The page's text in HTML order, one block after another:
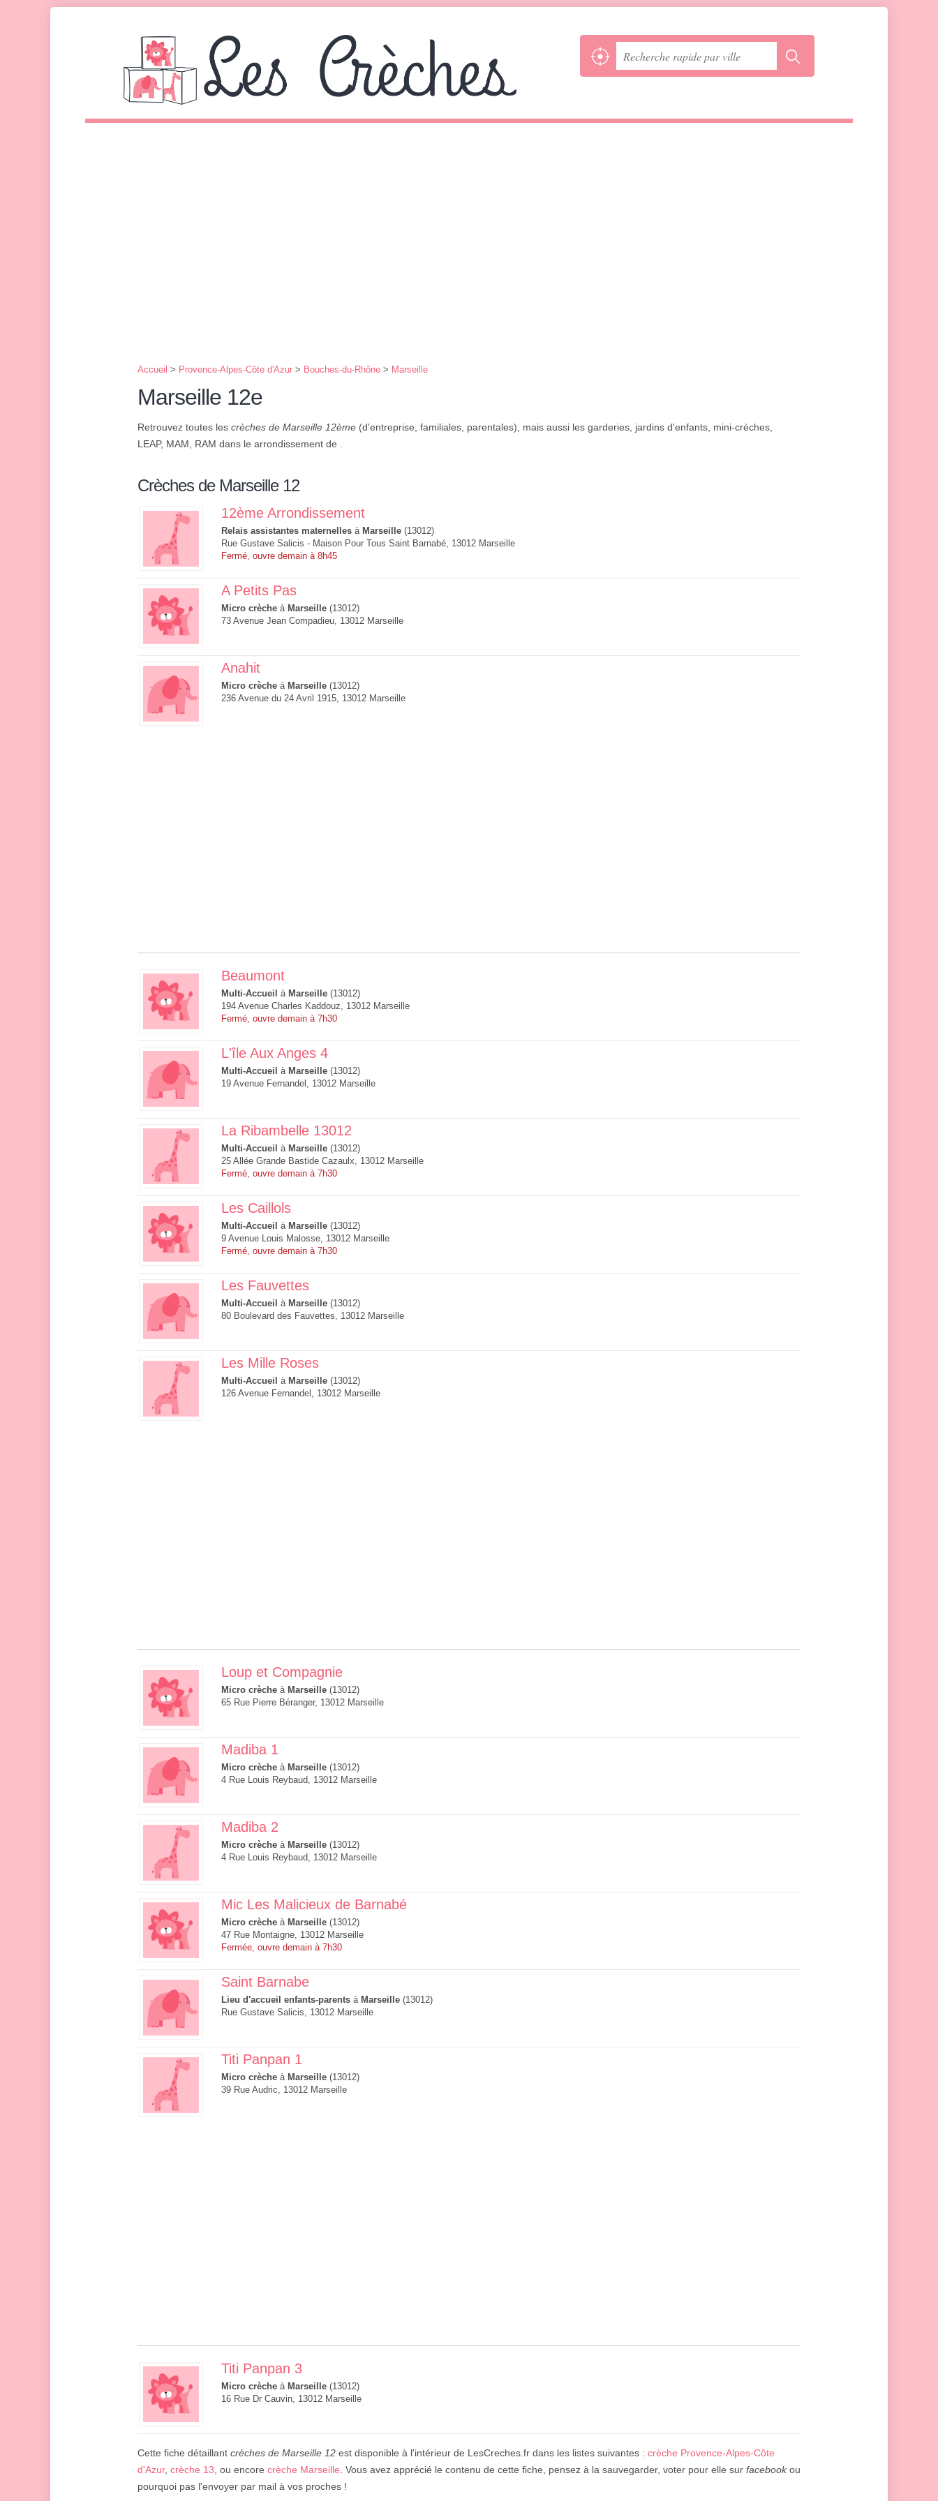
Accueil > Provence-Alpes-Côte d'Azur > Bouches-du-Rhône > Marseille
Marseille 12e
Retrouvez toutes les crèches de Marseille 12ème (d'entreprise, familiales, parentales), mais aussi les garderies, jardins d'enfants, mini-crèches,
LEAP, MAM, RAM dans le arrondissement de .
Crèches de Marseille 12
12ème Arrondissement
Relais assistantes maternelles à Marseille (13012)
Rue Gustave Salicis - Maison Pour Tous Saint Barnabé, 13012 Marseille
Fermé, ouvre demain à 8h45
A Petits Pas
Micro crèche à Marseille (13012)
73 Avenue Jean Compadieu, 13012 Marseille
Anahit
Micro crèche à Marseille (13012)
236 Avenue du 24 Avril 1915, 13012 Marseille
Beaumont
Multi-Accueil à Marseille (13012)
194 Avenue Charles Kaddouz, 13012 Marseille
Fermé, ouvre demain à 7h30
L'île Aux Anges 4
Multi-Accueil à Marseille (13012)
19 Avenue Fernandel, 13012 Marseille
La Ribambelle 13012
Multi-Accueil à Marseille (13012)
25 Allée Grande Bastide Cazaulx, 13012 Marseille
Fermé, ouvre demain à 7h30
Les Caillols
Multi-Accueil à Marseille (13012)
9 Avenue Louis Malosse, 13012 Marseille
Fermé, ouvre demain à 7h30
Les Fauvettes
Multi-Accueil à Marseille (13012)
80 Boulevard des Fauvettes, 13012 Marseille
Les Mille Roses
Multi-Accueil à Marseille (13012)
126 Avenue Fernandel, 13012 Marseille
Loup et Compagnie
Micro crèche à Marseille (13012)
65 Rue Pierre Béranger, 13012 Marseille
Madiba 1
Micro crèche à Marseille (13012)
4 Rue Louis Reybaud, 13012 Marseille
Madiba 2
Micro crèche à Marseille (13012)
4 Rue Louis Reybaud, 13012 Marseille
Mic Les Malicieux de Barnabé
Micro crèche à Marseille (13012)
47 Rue Montaigne, 13012 Marseille
Fermée, ouvre demain à 7h30
Saint Barnabe
Lieu d'accueil enfants-parents à Marseille (13012)
Rue Gustave Salicis, 13012 Marseille
Titi Panpan 1
Micro crèche à Marseille (13012)
39 Rue Audric, 13012 Marseille
Titi Panpan 3
Micro crèche à Marseille (13012)
16 Rue Dr Cauvin, 13012 Marseille
Cette fiche détaillant crèches de Marseille 12 est disponible à l'intérieur de LesCreches.fr dans les listes suivantes : crèche Provence-Alpes-Côte
d'Azur, crèche 13 , ou encore crèche Marseille . Vous avez apprécié le contenu de cette fiche, pensez à la sauvegarder, voter pour elle sur facebookou
pourquoi pas l'envoyer par mail à vos proches !